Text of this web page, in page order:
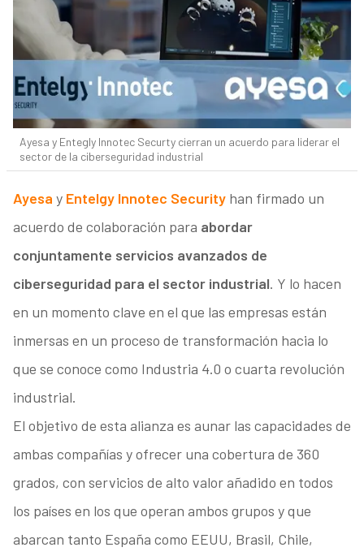
Ayesa y Entegly Innotec Securty cierran un acuerdo para liderar el
sector de la ciberseguridad industrial
Ayesa y Entelgy Innotec Securityhan firmado un
acuerdo de colaboración para abordar
conjuntamente servicios avanzados de
ciberseguridad para el sector industrial. Y lo hacen
en un momento clave en el que las empresas están
inmersas en un proceso de transformación hacia lo
que se conoce como Industria 4.0 o cuarta revolución
industrial.
El objetivo de esta alianza es aunar las capacidades de
ambas compañías y ofrecer una cobertura de 360
grados, con servicios de alto valor añadido en todos
los países en los que operan ambos grupos y que
abarcan tanto España como EEUU, Brasil, Chile,